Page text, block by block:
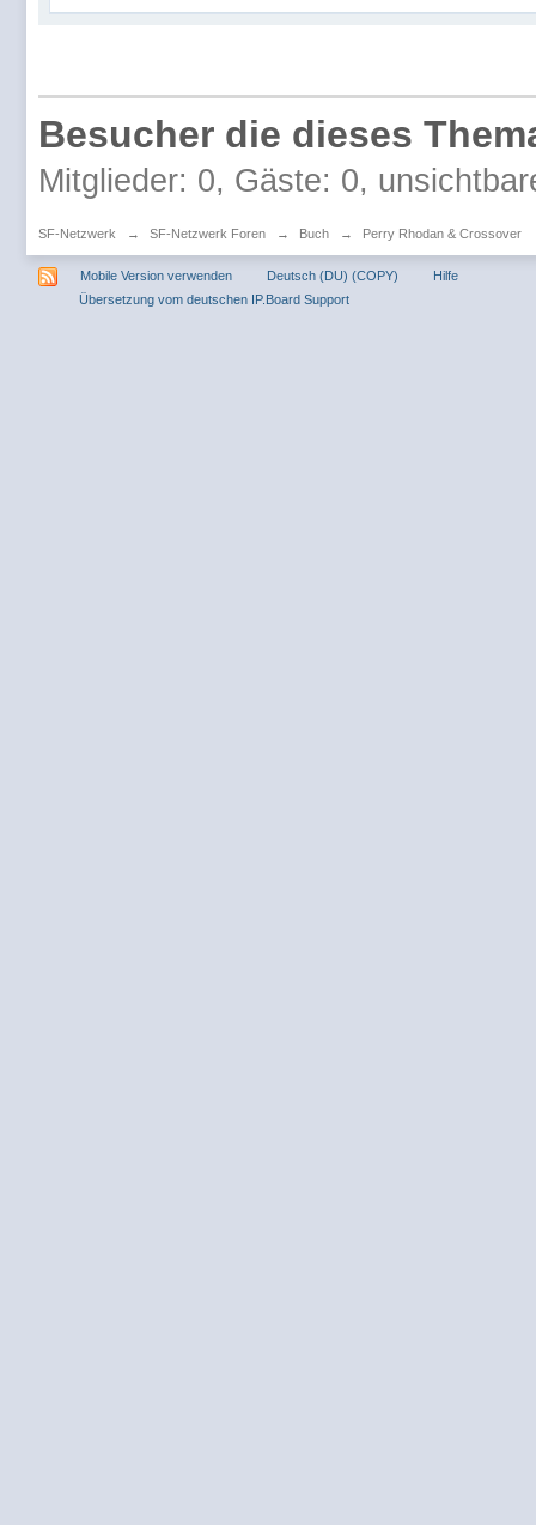
Besucher die dieses
Mitglieder: 0, Gäste: 0,
SF-Netzwerk → SF-Netzwerk Foren → Buch → Perry Rhodan & Crossover
Mobile Version verwenden Deutsch (DU) (COPY)
Hilfe
Übersetzung vom deutschen IP.Board Support